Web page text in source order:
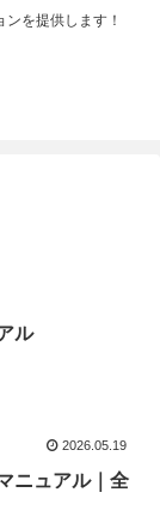
を提供します！
ル
2026.05.19
ニュアル｜全